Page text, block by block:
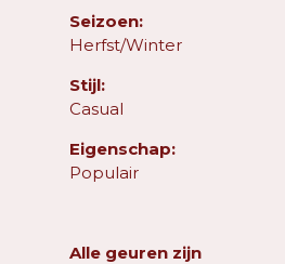
Seizoen:
Herfst/Winter
Stijl:
Casual
Eigenschap:
Populair
Alle geuren zijn